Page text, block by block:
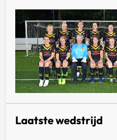
Laatste wedstrijd